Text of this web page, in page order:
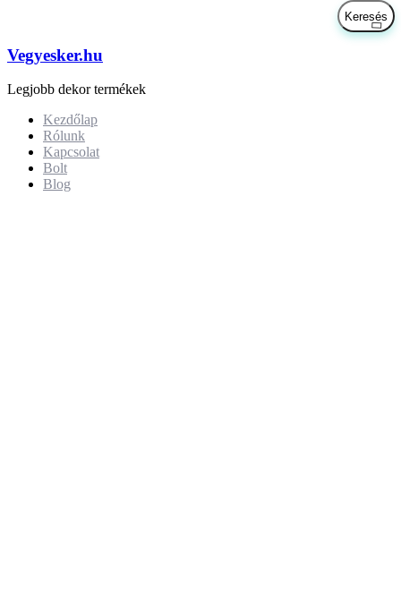
Vegyesker.hu
Legjobb dekor termékek
Kezdőlap
Rólunk
Kapcsolat
Bolt
Blog